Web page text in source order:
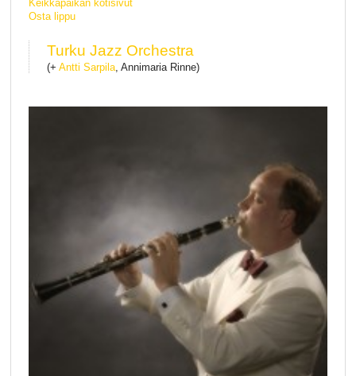
Keikkapaikan kotisivut
Osta lippu
Turku Jazz Orchestra
(+ Antti Sarpila, Annimaria Rinne)